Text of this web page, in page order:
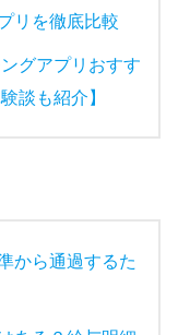
リを徹底比較
グアプリおすす
談も紹介】
から通過するた